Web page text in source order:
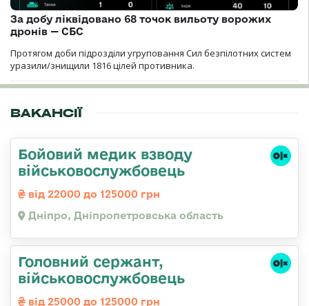
За добу ліквідовано 68 точок вильоту ворожих
дронів — СБС
Протягом доби підрозділи угруповання Сил безпілотних систем
уразили/знищили 1816 цілей противника.
ВАКАНСІЇ
Бойовий медик взводу
військовослужбовець
від 22000 до 125000 грн
Дніпро, Дніпропетровська область
Головний сержант,
військовослужбовець
від 25000 до 125000 грн